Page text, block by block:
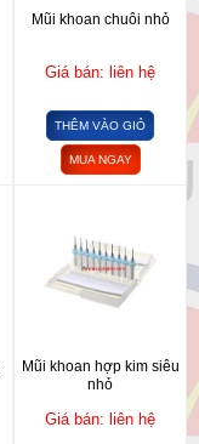
Mũi khoan chuôi nhỏ
Giá bán: liên hệ
THÊM VÀO GIỎ
MUA NGAY
Mũi khoan hợp kim siêu
nhỏ
Giá bán: liên hệ